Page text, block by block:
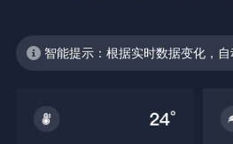
智能提示：根据实时数据变化，自